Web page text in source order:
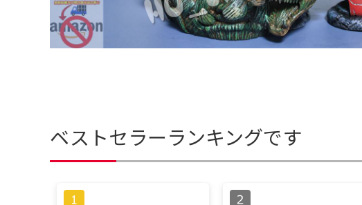
ベストセラーランキングです